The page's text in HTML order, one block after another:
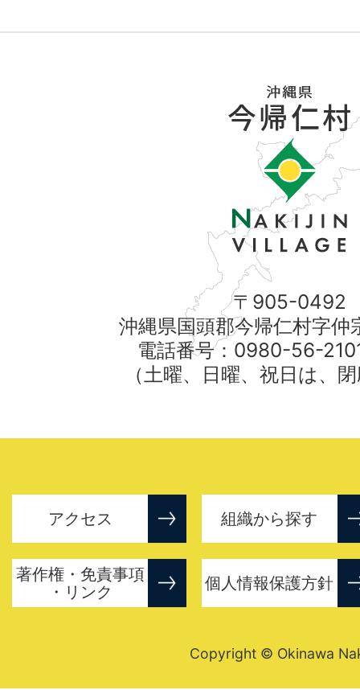
〒905-0492
沖縄県国頭郡今帰仁村字仲
電話番号：0980-56-
（土曜、日曜、祝日は、
アクセス 組織から探す
著作権・免責事項
・リンク
個人情報保護方針
Copyright © Okinawa